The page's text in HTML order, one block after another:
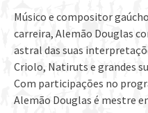
Músico e compositor
carreira, Alemão Douglas
astral das suas
Criolo, Natiruts e grandes
Com participações no
Alemão Douglas é mestre